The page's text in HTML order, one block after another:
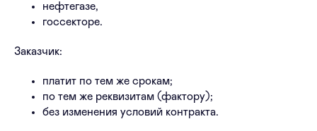
нефтегазе,
госсекторе.
Заказчик:
платит по тем же срокам;
по тем же реквизитам (фактору);
без изменения условий контракта.